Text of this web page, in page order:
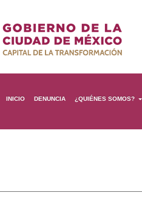
INICIO DENUNCIA ¿QUIÉNES SOMOS?